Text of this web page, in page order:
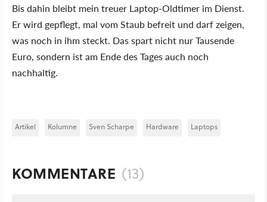
Bis dahin bleibt mein treuer Laptop-Oldtimer im Dienst.
Er wird gepflegt, mal vom Staub befreit und darf zeigen,
was noch in ihm steckt. Das spart nicht nur Tausende
Euro, sondern ist am Ende des Tages auch noch
nachhaltig.
Artikel Kolumne Sven Scharpe Hardware Laptops
KOMMENTARE (13)